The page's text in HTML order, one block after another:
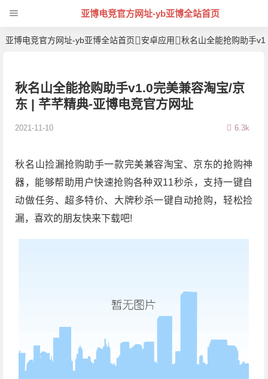
亚博电竞官方网址-yb亚博全站首页
亚博电竞官方网址-yb亚博全站首页 安卓应用 秋名山全能抢购助手
秋名山全能抢购助手v1.0完美兼容淘宝/京
东 | 芊芊精典-亚博电竞官方网址
2021-11-10 6.3k
秋名山捡漏抢购助手一款完美兼容淘宝、京东的抢购神
器，能够帮助用户快速抢购各种双11秒杀，支持一键自
动做任务、超多特价、大牌秒杀一键自动抢购，轻松捡
漏，喜欢的朋友快来下载吧!